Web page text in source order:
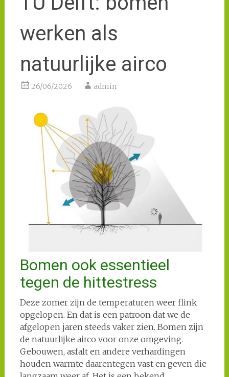
werken als
natuurlijke airco
26/06/2026 admin
Bomen ook essentieel
tegen de hittestress
Deze zomer zijn de temperaturen weer flink
opgelopen. En dat is een patroon dat we de
afgelopen jaren steeds vaker zien. Bomen zijn
de natuurlijke airco voor onze omgeving.
Gebouwen, asfalt en andere verhardingen
houden warmte daarentegen vast en geven die